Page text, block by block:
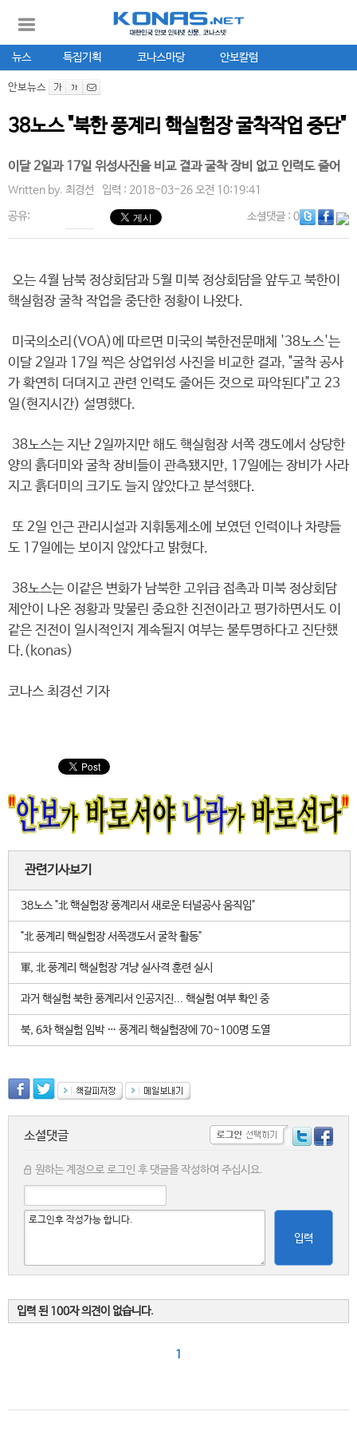
뉴스 특집기획 코나스마당 안보칼럼
안보뉴스
38노스 "북한 풍계리 핵실험장 굴착작업 중단"
이달 2일과 17일 위성사진을 비교 결과 굴착 장비 없고 인력도 줄어
Written by. 최경선 입력 : 2018-03-26 오전 10:19:41
공유: 소셜댓글: 0
오는 4월 남북 정상회담과 5월 미북 정상회담을 앞두고 북한이
핵실험장 굴착 작업을 중단한 정황이 나왔다.
미국의소리(VOA)에 따르면 미국의 북한전문매체 '38노스'는
이달 2일과 17일 찍은 상업위성 사진을 비교한 결과, "굴착 공사
가 확연히 더뎌지고 관련 인력도 줄어든 것으로 파악된다"고 23
일(현지시간) 설명했다.
38노스는 지난 2일까지만 해도 핵실험장 서쪽 갱도에서 상당한
양의 흙더미와 굴착 장비들이 관측됐지만, 17일에는 장비가 사라
지고 흙더미의 크기도 늘지 않았다고 분석했다.
또 2일 인근 관리시설과 지휘통제소에 보였던 인력이나 차량들
도 17일에는 보이지 않았다고 밝혔다.
38노스는 이같은 변화가 남북한 고위급 접촉과 미북 정상회담
제안이 나온 정황과 맞물린 중요한 진전이라고 평가하면서도 이
같은 진전이 일시적인지 계속될지 여부는 불투명하다고 진단했
다.(konas)
코나스 최경선 기자
관련기사보기
38노스 "北 핵실험장 풍계리서 새로운 터널공사 움직임"
"北 풍계리 핵실험장 서쪽갱도서 굴착 활동"
軍, 北 풍계리 핵실험장 겨냥 실사격 훈련 실시
과거 핵실험 북한 풍계리서 인공지진... 핵실험 여부 확인 중
북, 6차 핵실험 임박 … 풍계리 핵실험장에 70~100명 도열
소셜댓글
원하는 계정으로 로그인 후 댓글을 작성하여 주십시요.
입력
입력 된 100자 의견이 없습니다.
1